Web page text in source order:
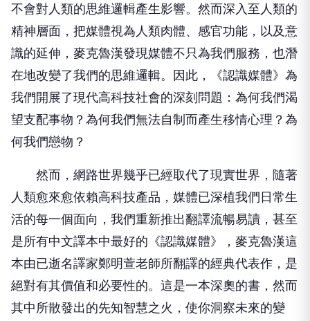
不會對人類的思維邏輯產生影響。然而深入至人類的
精神層面，把媒體視為人類肉體、感官功能，以及意
識的延伸，麥克魯漢發現媒體不只為我們服務，也潛
在地改變了我們的思維邏輯。因此，《認識媒體》為
我們開展了現代高科技社會的深刻問題：為何我們渴
望支配事物？為何我們無法自制而產生移情心理？為
何我們戀物？
然而，網路世界幾乎已經取代了現實世界，隨著
人類愈來愈依賴高科技產品，媒體已深植我們日常生
活的每一個面向，我們重新推出翻譯流暢易讀，甚至
是所有中文譯本中最好的《認識媒體》，麥克魯漢這
本由已逝名譯家鄭明萱老師所翻譯的經典代表作，是
絕對有其價值和必要性的。這是一本深奧的書，然而
其中所散發出的先知智慧之火，使你洞察未來的變